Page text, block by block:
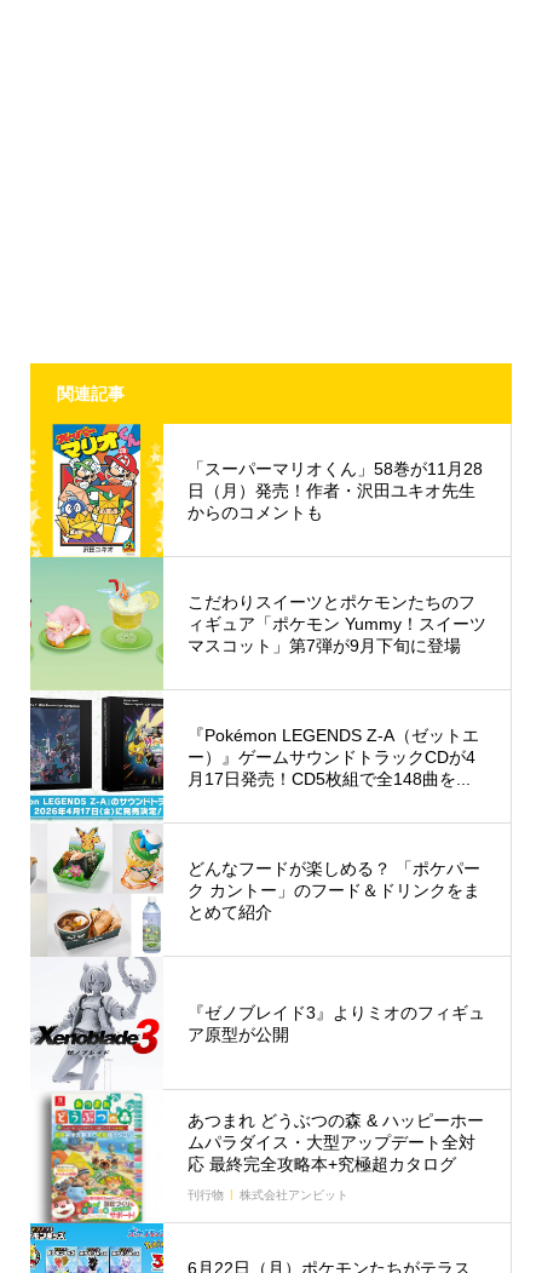
関連記事
「スーパーマリオくん」58巻が11月28
日（月）発売！作者・沢田ユキオ先生
からのコメントも
こだわりスイーツとポケモンたちのフ
ィギュア「ポケモン Yummy！スイーツ
マスコット」第7弾が9月下旬に登場
『Pokémon LEGENDS Z-A（ゼットエ
ー）』ゲームサウンドトラックCDが4
月17日発売！CD5枚組で全148曲を...
どんなフードが楽しめる？ 「ポケパー
ク カントー」のフード＆ドリンクをま
とめて紹介
『ゼノブレイド3』よりミオのフィギュ
ア原型が公開
あつまれ どうぶつの森 & ハッピーホー
ムパラダイス・大型アップデート全対
応 最終完全攻略本+究極超カタログ
刊行物 株式会社アンビット
6月22日（月）ポケモンたちがテラス